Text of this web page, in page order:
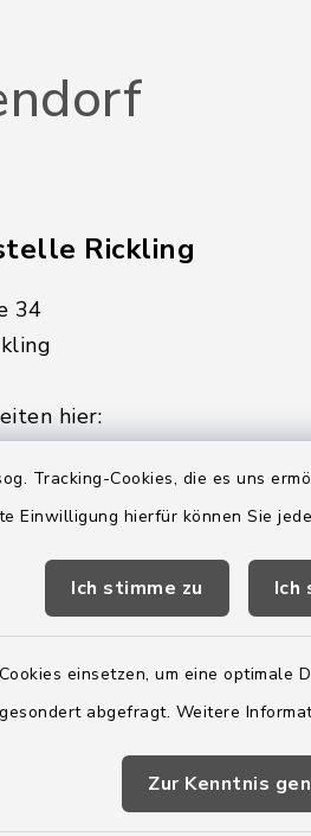
Tracking-Cookies, die es uns
Einwilligung hierfür können Sie
Ich stimme zu Ich
einsetzen, um eine
abgefragt. Weitere
Zur Kenntnis
Rickling
34
hier:
Uhr
am Donnerstag:
Uhr
179-0
- 179-44
boostedt-